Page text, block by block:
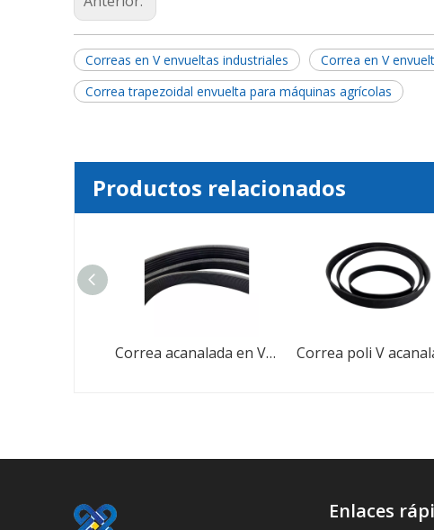
Correas en V envueltas industriales
Correa en V
Correa trapezoidal envuelta para máquinas agrícolas
Productos relacionados
Correa acanalada en V de caucho Correa Poly V
Enlaces